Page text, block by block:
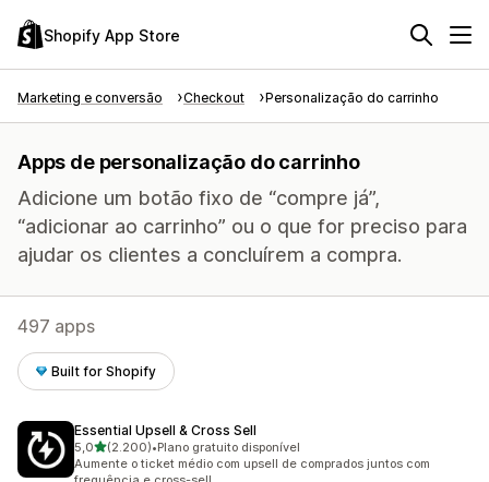
Shopify App Store
Marketing e conversão Checkout Personalização do carrinho
Apps de personalização do carrinho
Adicione um botão fixo de “compre já”,
“adicionar ao carrinho” ou o que for preciso para
ajudar os clientes a concluírem a compra.
497 apps
Built for Shopify
Essential Upsell & Cross Sell
5,0de 5 estrelas
(2.200)
2200 avaliações ao todo
•Plano gratuito disponível
Aumente o ticket médio com upsell de comprados juntos com